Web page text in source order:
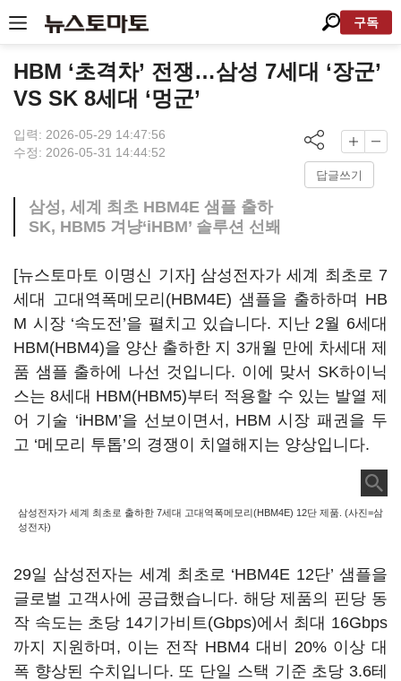
구독
HBM ‘초격차’ 전쟁…삼성 7세대 ‘장군’
VS SK 8세대 ‘멍군’
입력: 2026-05-29 14:47:56
수정: 2026-05-31 14:44:52
답글쓰기
삼성, 세계 최초 HBM4E 샘플 출하
SK, HBM5 겨냥‘iHBM’ 솔루션 선봬
[뉴스토마토 이명신 기자] 삼성전자가 세계 최초로 7
세대 고대역폭메모리(HBM4E) 샘플을 출하하며 HB
M 시장 ‘속도전’을 펼치고 있습니다. 지난 2월 6세대
HBM(HBM4)을 양산 출하한 지 3개월 만에 차세대 제
품 샘플 출하에 나선 것입니다. 이에 맞서 SK하이닉
스는 8세대 HBM(HBM5)부터 적용할 수 있는 발열 제
어 기술 ‘iHBM’을 선보이면서, HBM 시장 패권을 두
고 ‘메모리 투톱’의 경쟁이 치열해지는 양상입니다.
삼성전자가 세계 최초로 출하한 7세대 고대역폭메모리(HBM4E) 12단 제품. (사진=삼
성전자)
29일 삼성전자는 세계 최초로 ‘HBM4E 12단’ 샘플을
글로벌 고객사에 공급했습니다. 해당 제품의 핀당 동
작 속도는 초당 14기가비트(Gbps)에서 최대 16Gbps
까지 지원하며, 이는 전작 HBM4 대비 20% 이상 대
폭 향상된 수치입니다. 또 단일 스택 기준 초당 3.6테